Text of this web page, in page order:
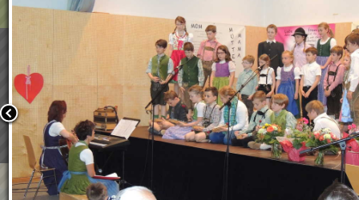
POOLKALENDER
Wir verwenden Cookies, um unsere Webseite für Sie
benutzerfreundlich zu gestalten. Wenn Sie fortfahren,
an, dass Sie mit der Verwendung von Cookies auf
einverstanden sind.
Weitere Informationen:Datenschutzerklärung/Cookie-
Bestätigen